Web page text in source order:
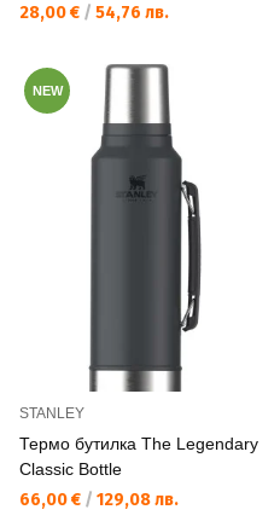
Текуща цена:
28,00 € / 54,76 лв.
NEW
STANLEY
Термо бутилка The Legendary
Classic Bottle
Текуща цена:
66,00 € / 129,08 лв.